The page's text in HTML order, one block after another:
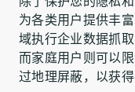
为各类用户提供丰
域执行企业数据抓
而家庭用户则可以
过地理屏蔽，以获